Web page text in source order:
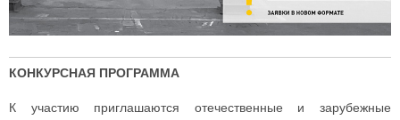
КОНКУРСНАЯ ПРОГРАММА
К участию приглашаются отечественные и зарубежные